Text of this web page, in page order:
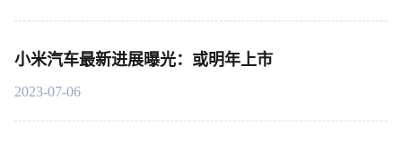
小米汽车最新进展曝光：或明年上市
2023-07-06